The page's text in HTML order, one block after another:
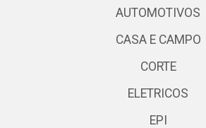
AUTOMOTIVOS
CASA E CAMPO
CORTE
ELETRICOS
EPI